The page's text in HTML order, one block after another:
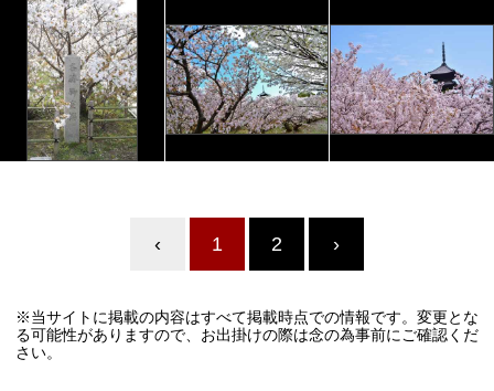
‹ 1 2 ›
※当サイトに掲載の内容はすべて掲載時点での情報です。変更とな
る可能性がありますので、お出掛けの際は念の為事前にご確認くだ
さい。